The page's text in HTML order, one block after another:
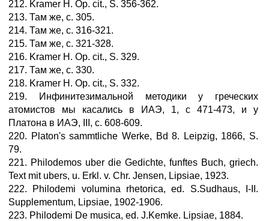
212. Kramer H. Op. cit., S. 356-362.
213. Там же, с. 305.
214. Там же, с. 316-321.
215. Там же, с. 321-328.
216. Kramer H. Op. cit., S. 329.
217. Там же, с. 330.
218. Kramer H. Op. cit., S. 332.
219. Инфинитезимальной методики у греческих
атомистов мы касались в ИАЭ, 1, с 471-473, и у
Платона в ИАЭ, III, с. 608-609.
220. Platon's sammtliche Werke, Bd 8. Leipzig, 1866, S.
79.
221. Philodemos uber die Gedichte, funftes Buch, griech.
Text mit ubers, u. Erkl. v. Chr. Jensen, Lipsiae, 1923.
222. Philodemi volumina rhetorica, ed. S.Sudhaus, I-II.
Supplementum, Lipsiae, 1902-1906.
223. Philodemi De musica, ed. J.Kemke. Lipsiae, 1884.